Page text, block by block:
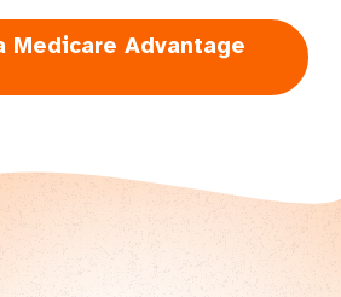
Medicare Advantage